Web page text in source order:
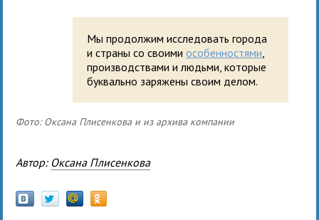
Мы продолжим исследовать города
и страны со своимиособенностями
производствами и людьми, которые
буквально заряжены своим делом.
Фото: Оксана Плисенкова и из архива компании
Автор: Оксана Плисенкова